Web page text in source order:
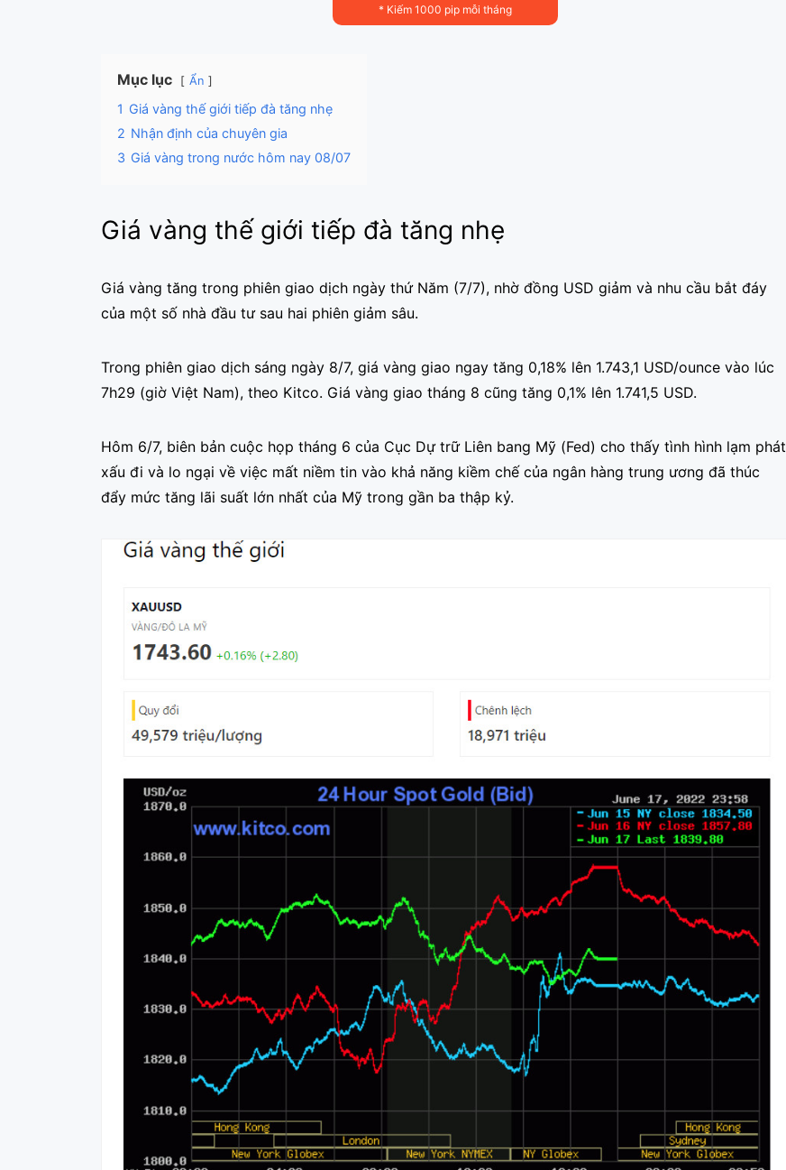
* Kiếm 1000 pip mỗi tháng
Mục lục Ẩn
1 Giá vàng thế giới tiếp đà tăng nhẹ
2 Nhận định của chuyên gia
3 Giá vàng trong nước hôm nay 08/07
Giá vàng thế giới tiếp đà tăng nhẹ
Giá vàng tăng trong phiên giao dịch ngày thứ Năm (7/7), nhờ đồng USD giảm và nhu cầu bắt đáy
của một số nhà đầu tư sau hai phiên giảm sâu.
Trong phiên giao dịch sáng ngày 8/7, giá vàng giao ngay tăng 0,18% lên 1.743,1 USD/ounce vào lúc
7h29 (giờ Việt Nam), theo Kitco. Giá vàng giao tháng 8 cũng tăng 0,1% lên 1.741,5 USD.
Hôm 6/7, biên bản cuộc họp tháng 6 của Cục Dự trữ Liên bang Mỹ (Fed) cho thấy tình hình lạm phát
xấu đi và lo ngại về việc mất niềm tin vào khả năng kiềm chế của ngân hàng trung ương đã thúc
đẩy mức tăng lãi suất lớn nhất của Mỹ trong gần ba thập kỷ.